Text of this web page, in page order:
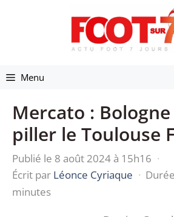
Menu
Mercato : Bologne
piller le Toulouse
Publié le 8 août 2024 à 15h16 ·
Écrit par Léonce Cyriaque ·
minutes